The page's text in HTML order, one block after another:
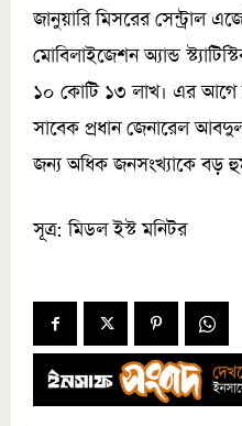
জানুয়ারি মিসরের সেন্ট্রাল
মোবিলাইজেশন অ্যান্ড
১০ কোটি ১৩ লাখ। এর আগে
সাবেক প্রধান জেনারেল
জন্য অধিক জনসংখ্যাকে বড়
সূত্র: মিডল ইস্ট মনিটর